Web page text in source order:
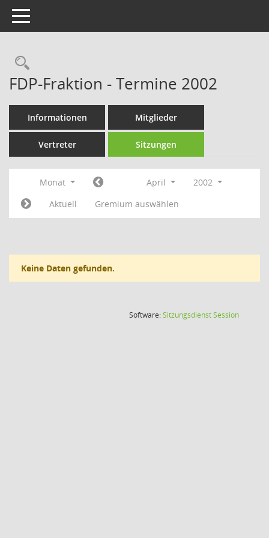
Toggle navigation
Rechercheauswahl
FDP-Fraktion - Termine 2002
Informationen Mitglieder
Vertreter Sitzungen
Monat April
2002
Aktuell
Gremium auswählen
Keine Daten gefunden.
Software:SitzungsdienstSession(Wird in